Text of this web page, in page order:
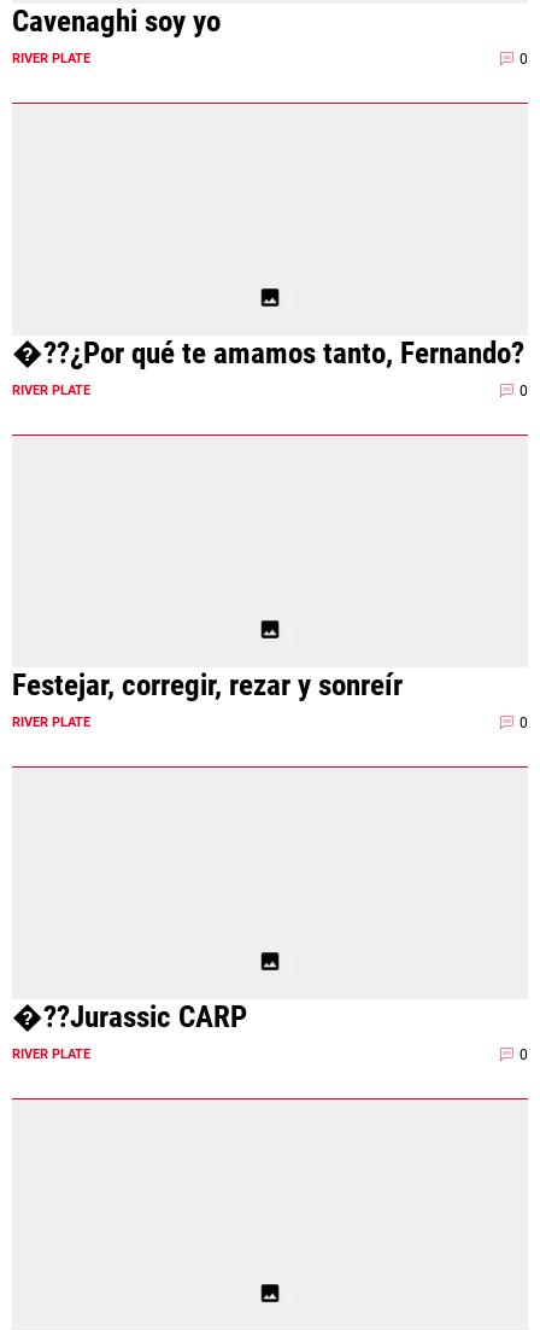
Cavenaghi soy yo
RIVER PLATE 0
�??¿Por qué te amamos tanto, Fernando?
RIVER PLATE 0
Festejar, corregir, rezar y sonreír
RIVER PLATE 0
�??Jurassic CARP
RIVER PLATE 0